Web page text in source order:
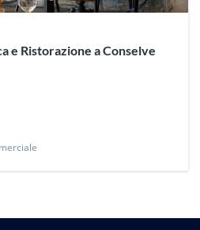
e Ristorazione a Conselve